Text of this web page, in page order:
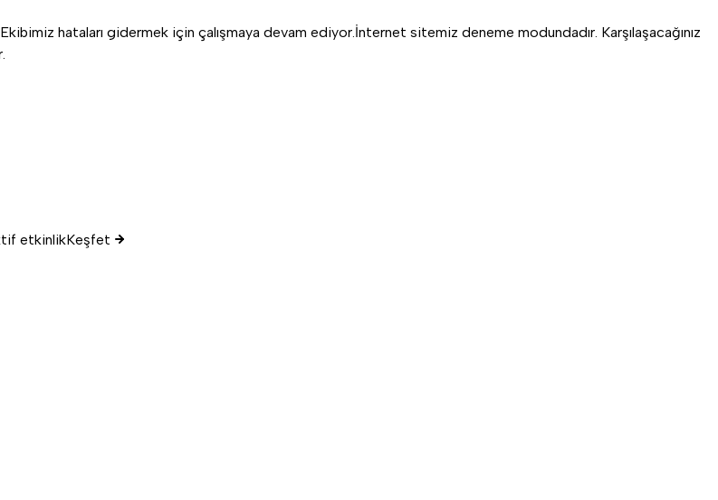
hataları gidermek için çalışmaya devam ediyor.İnternet sitemiz deneme modundadır. Karşılaşacağınız
etkinlikKeşfet